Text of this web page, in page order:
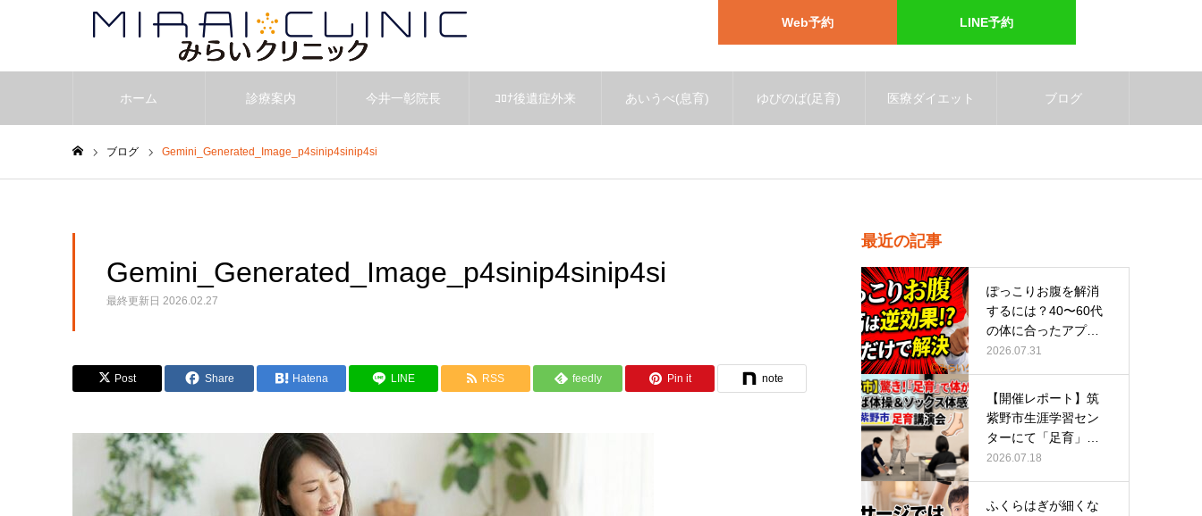
Web予約 LINE予約
ホーム 診療案内 今井一彰院長 ｺﾛﾅ後遺症外来 あいうべ(息育) ゆびのば(足育) 医療ダイエット ブログ
ブログ Gemini_Generated_Image_p4sinip4sinip4si
Gemini_Generated_Image_p4sinip4sinip4si
最終更新日 2026.02.27
Post Share Hatena LINE RSS feedly Pin it note
最近の記事
ぽっこりお腹を解消
するには？40〜60代
の体に合ったアプロ
ーチ
2026.07.31
【開催レポート】筑
紫野市生涯学習セン
ターにて「足育」講
演会に登壇し…
2026.07.18
ふくらはぎが細くな